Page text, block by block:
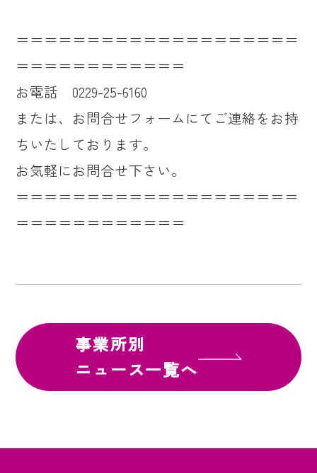
＝＝＝＝＝＝＝＝＝＝＝＝＝＝＝＝＝＝＝＝
＝＝＝＝＝＝＝＝＝＝＝＝
お電話 0229-25-6160
または、お問合せフォームにてご連絡をお持
ちいたしております。
お気軽にお問合せ下さい。
＝＝＝＝＝＝＝＝＝＝＝＝＝＝＝＝＝＝＝＝
＝＝＝＝＝＝＝＝＝＝＝＝
事業所別
ニュース一覧へ